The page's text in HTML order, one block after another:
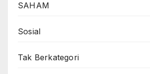
SAHAM
Sosial
Tak Berkategori